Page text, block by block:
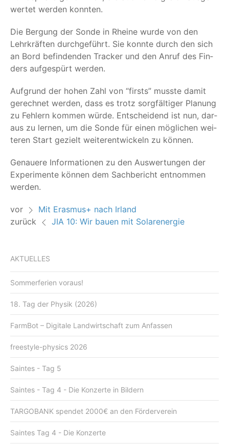
wer­tet wer­den konnten.
Die Ber­gung der Son­de in Rhei­ne wur­de von den
Lehr­kräf­ten durch­ge­führt. Sie konn­te durch den sich
an Bord befin­den­den Tra­cker und den Anruf des Fin­
ders auf­ge­spürt werden.
Auf­grund der hohen Zahl von “firsts” muss­te damit
gerech­net wer­den, dass es trotz sorg­fäl­ti­ger Pla­nung
zu Feh­lern kom­men wür­de. Ent­schei­dend ist nun, dar­
aus zu ler­nen, um die Son­de für einen mög­li­chen wei­
te­ren Start gezielt wei­ter­ent­wi­ckeln zu können.
Genaue­re Infor­ma­tio­nen zu den Aus­wer­tun­gen der
Expe­ri­men­te kön­nen dem Sach­be­richt ent­nom­men
werden.
vor
Mit Erasmus+ nach Irland
zurück
JIA 10: Wir bauen mit Solarenergie
AKTUELLES
Sommerferien voraus!
18. Tag der Physik (2026)
FarmBot – Digitale Landwirtschaft zum Anfassen
freestyle-physics 2026
Saintes - Tag 5
Saintes - Tag 4 - Die Konzerte in Bildern
TARGOBANK spendet 2000€ an den Förderverein
Saintes Tag 4 - Die Konzerte